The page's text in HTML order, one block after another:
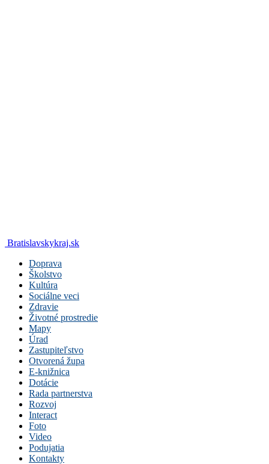
Bratislavskykraj.sk
Doprava
Školstvo
Kultúra
Sociálne veci
Zdravie
Životné prostredie
Mapy
Úrad
Zastupiteľstvo
Otvorená župa
E-knižnica
Dotácie
Rada partnerstva
Rozvoj
Interact
Foto
Video
Podujatia
Kontakty